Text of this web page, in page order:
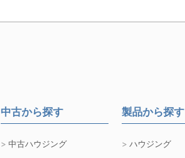
中古から探す
中古ハウジング
製品から探す
ハウジング